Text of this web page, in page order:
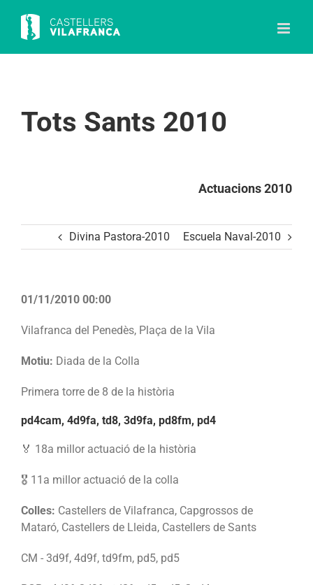
content
Tots Sants 2010
Actuacions 2010
Divina Pastora-2010 Escuela Naval-2010
01/11/2010 00:00
Vilafranca del Penedès, Plaça de la Vila
Motiu: Diada de la Colla
Primera torre de 8 de la història
pd4cam, 4d9fa, td8, 3d9fa, pd8fm, pd4
🏅 18a millor actuació de la història
🎖️ 11a millor actuació de la colla
Colles: Castellers de Vilafranca, Capgrossos de
Mataró, Castellers de Lleida, Castellers de Sants
CM - 3d9f, 4d9f, td9fm, pd5, pd5